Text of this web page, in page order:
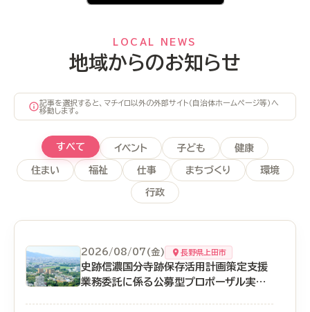
LOCAL NEWS
地域からのお知らせ
記事を選択すると、マチイロ以外の外部サイト（自治体ホームページ等）へ
移動します。
すべて イベント 子ども 健康
住まい 福祉 仕事 まちづくり 環境
行政
2026/08/07(金) 長野県上田市
史跡信濃国分寺跡保存活用計画策定支援
業務委託に係る公募型プロポーザル実施